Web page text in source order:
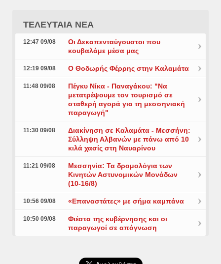
ΤΕΛΕΥΤΑΙΑ ΝΕΑ
12:47 09/08
Οι Δεκαπενταύγουστοι που
κουβαλάμε μέσα μας
12:19 09/08 Ο Θοδωρής Φέρρης στην Καλαμάτα
11:48 09/08
Πέγκυ Νίκα - Παναγάκου: "Να
μετατρέψουμε τον τουρισμό σε
σταθερή αγορά για τη μεσσηνιακή
παραγωγή"
11:30 09/08
Διακίνηση σε Καλαμάτα - Μεσσήνη:
Σύλληψη Αλβανών με πάνω από 10
κιλά χασίς στη Ναυαρίνου
11:21 09/08
Μεσσηνία: Τα δρομολόγια των
Κινητών Αστυνομικών Μονάδων
(10-16/8)
10:56 09/08 «Επαναστάτες» με σήμα καμπάνα
10:50 09/08
Φιέστα της κυβέρνησης και οι
παραγωγοί σε απόγνωση